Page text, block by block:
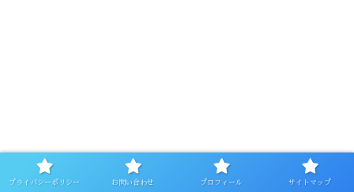
プライバシーポリシー お問い合わせ プロフィール サイトマップ